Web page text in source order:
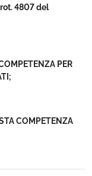
4807 del
PER
COMPETENZA